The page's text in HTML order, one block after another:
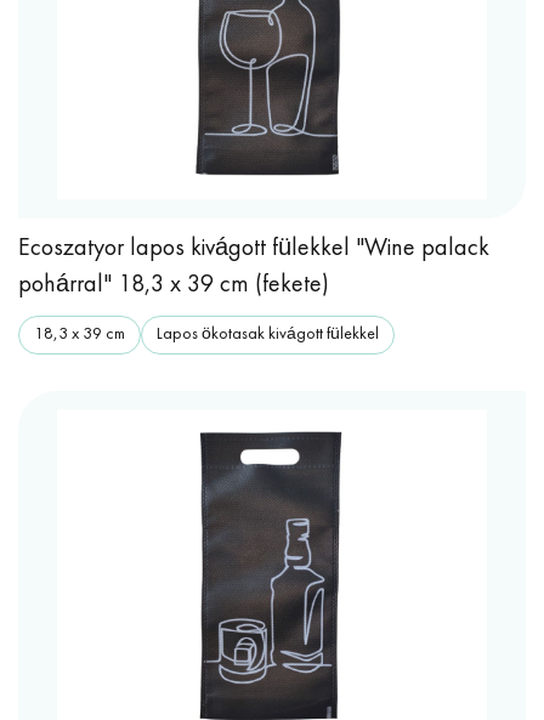
Ecoszatyor lapos kivágott fülekkel "Wine palack
pohárral" 18,3 x 39 cm (fekete)
18,3 x 39 cm Lapos ökotasak kivágott fülekkel